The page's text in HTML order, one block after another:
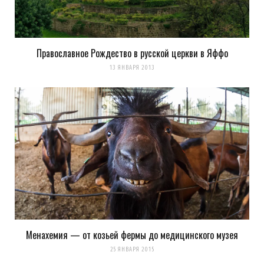
Православное Рождество в русской церкви в Яффо
13 ЯНВАРЯ 2013
Менахемия — от козьей фермы до медицинского музея
25 ЯНВАРЯ 2015